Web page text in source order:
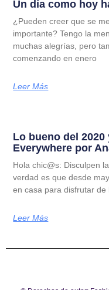
Un día como hoy
¿Pueden creer que se
importante? Tengo la
muchas alegrías, pero
comenzando en enero
Leer Más
Lo bueno del
Everywhere por
Hola chic@s: Disculpen
verdad es que desde
en casa para disfrutar
Leer Más